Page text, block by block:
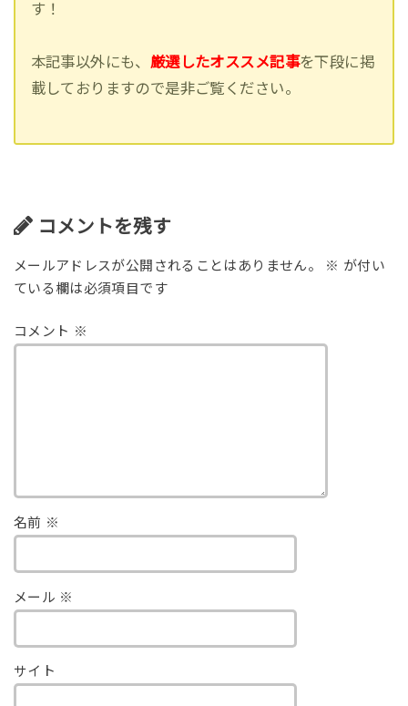
す！
本記事以外にも、 厳選したオススメ記事を下段に掲
載しておりますので是非ご覧ください。
コメントを残す
メールアドレスが公開されることはありません。 ※ が付い
ている欄は必須項目です
コメント ※
名前 ※
メール ※
サイト